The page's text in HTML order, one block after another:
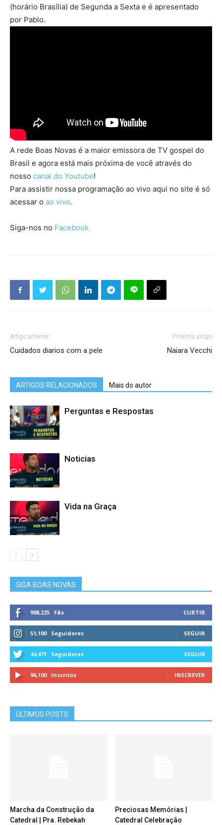
(horário Brasília) de Segunda a Sexta e é apresentado
por Pablo.
A rede Boas Novas é a maior emissora de TV gospel do
Brasil e agora está mais próxima de você através do
nosso canal do Youtube!
Para assistir nossa programação ao vivo aqui no site é só
acessar o ao vivo.
Siga-nos no Facebook
Artigo anterior
Cuidados diarios com a pele
Próximo artigo
Naiara Vecchi
ARTIGOS RELACIONADOS Mais do autor
Perguntas e Respostas
Noticias
Vida na Graça
SIGA BOAS NOVAS
998,225 Fãs CURTIR
51,100 Seguidores SEGUIR
44,471 Seguidores SEGUIR
96,100 Inscritos INSCREVER
ÚLTIMOS POSTS
Marcha da Construção da
Catedral | Pra. Rebekah
Preciosas Memórias |
Catedral Celebração